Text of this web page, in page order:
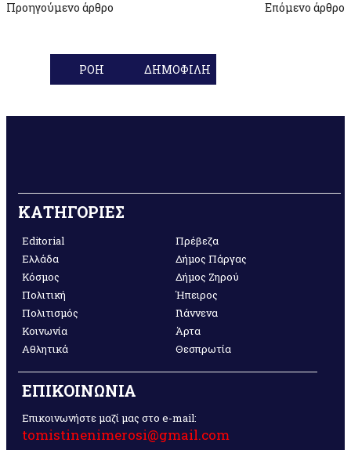
Προηγούμενο άρθρο Επόμενο άρθρο
ΡΟΗ ΔΗΜΟΦΙΛΗ
ΚΑΤΗΓΟΡΙΕΣ
Editorial
Ελλάδα
Κόσμος
Πολιτική
Πολιτισμός
Κοινωνία
Αθλητικά
Πρέβεζα
Δήμος Πάργας
Δήμος Ζηρού
Ήπειρος
Γιάννενα
Άρτα
Θεσπρωτία
ΕΠΙΚΟΙΝΩΝΙΑ
Επικοινωνήστε μαζί μας στο e-mail:
tomistinenimerosi@gmail.com